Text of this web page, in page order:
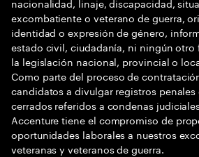
excombatiente o veterano de guerra,
identidad o expresión de género,
estado civil, ciudadanía, ni ningún
la legislación nacional, provincial o
Como parte del proceso de
candidatos a divulgar registros
cerrados referidos a condenas
Accenture tiene el compromiso de
oportunidades laborales a nuestros
veteranas y veteranos de guerra.